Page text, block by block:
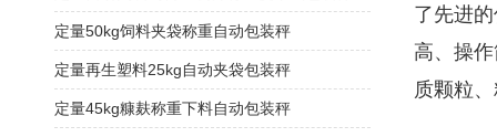
了先进
高、操
质颗粒
定量50kg饲料夹袋称重自动包装秤
定量再生塑料25kg自动夹袋包装秤
定量45kg糠麸称重下料自动包装秤